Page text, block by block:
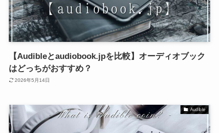
【Audibleとaudiobook.jpを比較】オーディオブック
はどっちがおすすめ？
2026年5月14日
Audible